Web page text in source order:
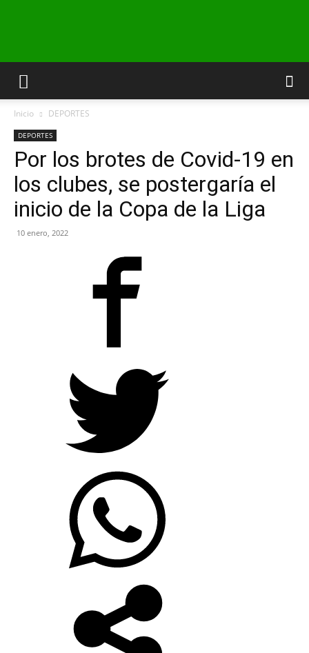
INFO24
NEGRO
Inicio DEPORTES
DEPORTES
Por los brotes de Covid-19 en
los clubes, se postergaría el
inicio de la Copa de la Liga
10 enero, 2022